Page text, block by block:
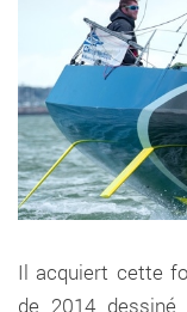
Il acquiert cette
de 2014 dessiné